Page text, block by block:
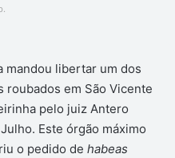
mandou libertar um dos
em São Vicente
pelo juiz Antero
Este órgão máximo
o pedido de habeas